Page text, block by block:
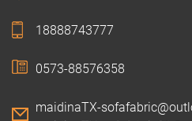
18888743777
0573-88576358
maidinaTX-